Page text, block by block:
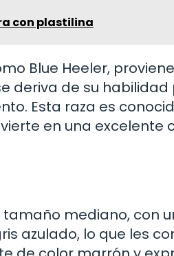
con plastilina
Blue Heeler,
deriva de su
Esta raza es
en una excelente
tamaño mediano, con
azulado, lo que les